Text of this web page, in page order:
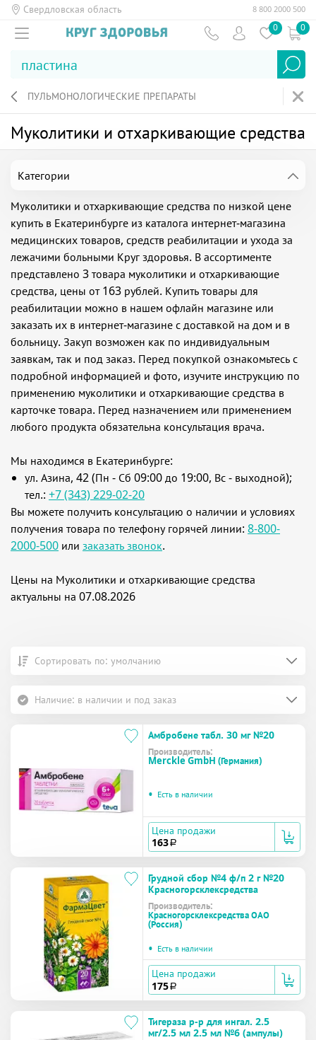
Свердловская область 8 800 2000 500
0 0
ПУЛЬМОНОЛОГИЧЕСКИЕ ПРЕПАРАТЫ
Муколитики и отхаркивающие средства
Муколитики и отхаркивающие средства по низкой цене
купить в Екатеринбурге из каталога интернет-магазина
медицинских товаров, средств реабилитации и ухода за
лежачими больными Круг здоровья. В ассортименте
представлено 3 товара муколитики и отхаркивающие
средства, цены от 163 рублей. Купить товары для
реабилитации можно в нашем офлайн магазине или
заказать их в интернет-магазине с доставкой на дом и в
больницу. Закуп возможен как по индивидуальным
заявкам, так и под заказ. Перед покупкой ознакомьтесь с
подробной информацией и фото, изучите инструкцию по
применению муколитики и отхаркивающие средства в
карточке товара. Перед назначением или применением
любого продукта обязательна консультация врача.
Мы находимся в Екатеринбурге:
ул. Азина, 42 (Пн - Сб 09:00 до 19:00, Вс - выходной);
тел.: +7 (343) 229-02-20
Вы можете получить консультацию о наличии и условиях
получения товара по телефону горячей линии: 8-800-
2000-500 или заказать звонок.
Цены на Муколитики и отхаркивающие средства
актуальны на 07.08.2026
Сортировать по: умолчанию
Наличие: в наличии и под заказ
Амбробене табл. 30 мг №20
Производитель:
Merckle GmbH (Германия)
• Есть в наличии
Цена продажи
163 a
Грудной сбор №4 ф/п 2 г №20
Красногорсклексредства
Производитель:
Красногорсклексредства ОАО
(Россия)
• Есть в наличии
Цена продажи
175 a
Тигераза р-р для ингал. 2.5
мг/2.5 мл 2.5 мл №6 (ампулы)
Категории